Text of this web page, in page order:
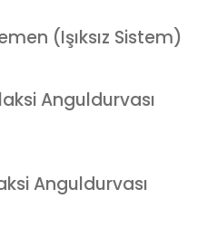
(Işıksız Sistem)
Anguldurvası
Anguldurvası